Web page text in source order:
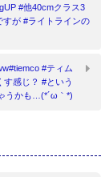
#他40cmクラス3
が #ライトラインの
#ティム
感じ？ #という
うかも…(*´ω｀*)